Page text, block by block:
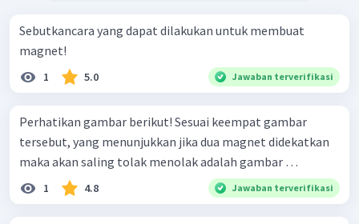
Sebutkancara yang dapat dilakukan untuk membuat
magnet!
1 5.0 Jawaban terverifikasi
Perhatikan gambar berikut! Sesuai keempat gambar
tersebut, yang menunjukkan jika dua magnet didekatkan
maka akan saling tolak menolak adalah gambar …
1 4.8 Jawaban terverifikasi